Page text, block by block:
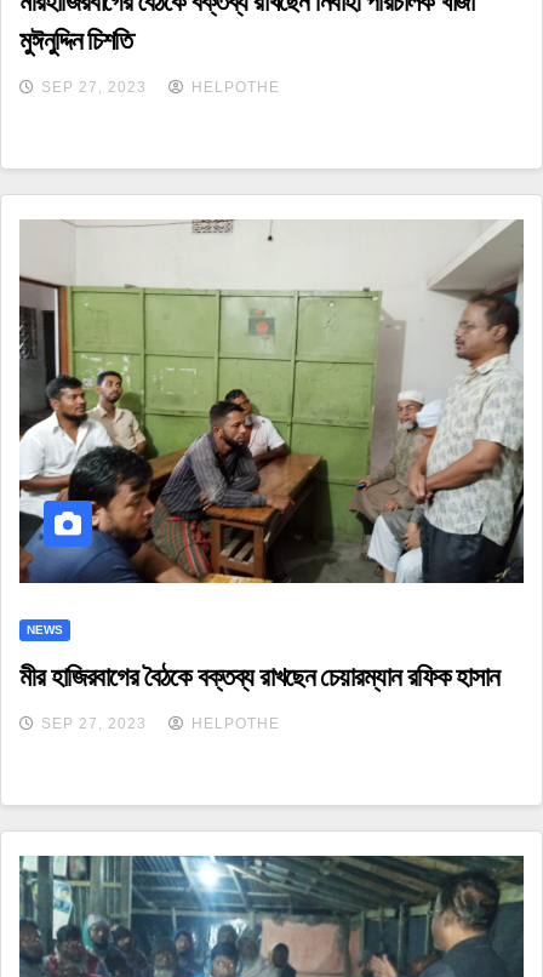
মুঈনুদ্দিন চিশতি
SEP 27, 2023 HELPOTHE
NEWS
মীর হাজিরবাগের বৈঠকে বক্তব্য রাখছেন চেয়ারম্যান রফিক হাসান
SEP 27, 2023 HELPOTHE